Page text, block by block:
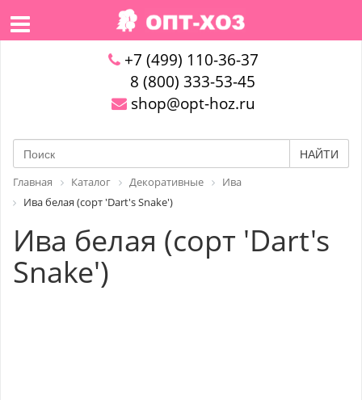
+7 (499) 110-36-37
8 (800) 333-53-45
shop@opt-hoz.ru
НАЙТИ
Главная Каталог Декоративные
Ива
Ива белая (сорт 'Dart's Snake')
Ива белая (сорт 'Dart's
Snake')